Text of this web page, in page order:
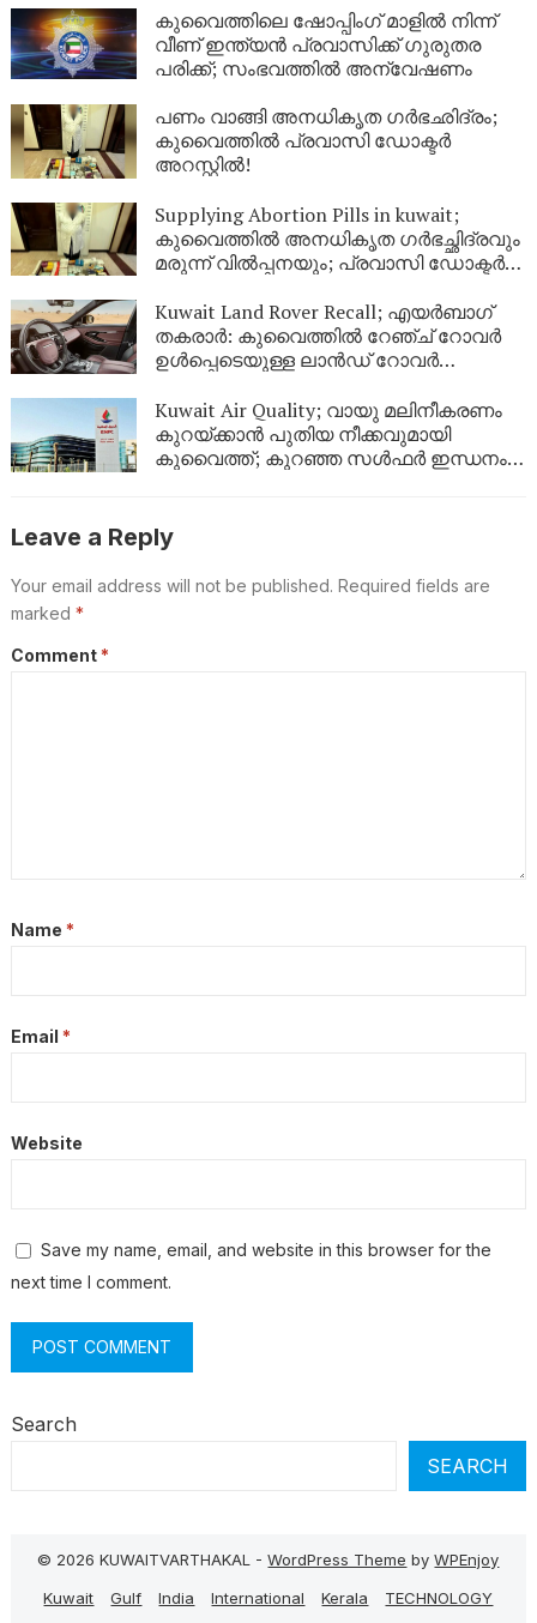
കുവൈത്തിലെ ഷോപ്പിംഗ് മാളിൽ നിന്ന്
വീണ് ഇന്ത്യൻ പ്രവാസിക്ക് ഗുരുതര
പരിക്ക്; സംഭവത്തിൽ അന്വേഷണം
പണം വാങ്ങി അനധികൃത ഗർഭഛിദ്രം;
കുവൈത്തിൽ പ്രവാസി ഡോക്ടർ
അറസ്റ്റിൽ!
Supplying Abortion Pills ​in kuwait;
കുവൈത്തിൽ അനധികൃത ഗർഭച്ഛിദ്രവും
മരുന്ന് വിൽപ്പനയും; പ്രവാസി ഡോക്ടർ
Kuwait Land Rover Recall; എയർബാഗ്
തകരാർ: കുവൈത്തിൽ റേഞ്ച് റോവർ
ഉൾപ്പെടെയുള്ള ലാൻഡ് റോവർ
Kuwait Air Quality; വായു മലിനീകരണം
കുറയ്ക്കാൻ പുതിയ നീക്കവുമായി
കുവൈത്ത്; കുറഞ്ഞ സൾഫർ ഇന്ധനം
Leave a Reply
Your email address will not be published. Required fields are
marked *
Comment *
Name *
Email *
Website
Save my name, email, and website in this browser for the
next time I comment.
Search
SEARCH
© 2026 KUWAITVARTHAKAL -WordPress Theme byWPEnjoy
Kuwait
Gulf India International Kerala
TECHNOLOGY